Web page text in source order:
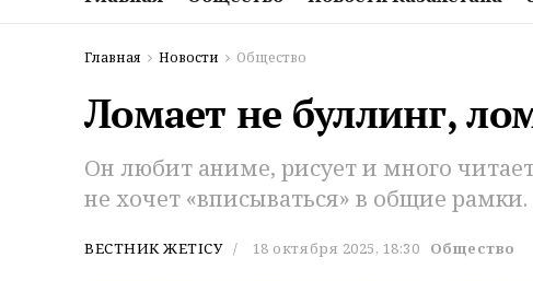
Главная Новости Общество
Ломает не буллинг,
Он любит аниме, рисует и много
не хочет «вписываться» в общие рамки.
ВЕСТНИК ЖЕТІСУ 18 октября 2025, 18:30 Общество